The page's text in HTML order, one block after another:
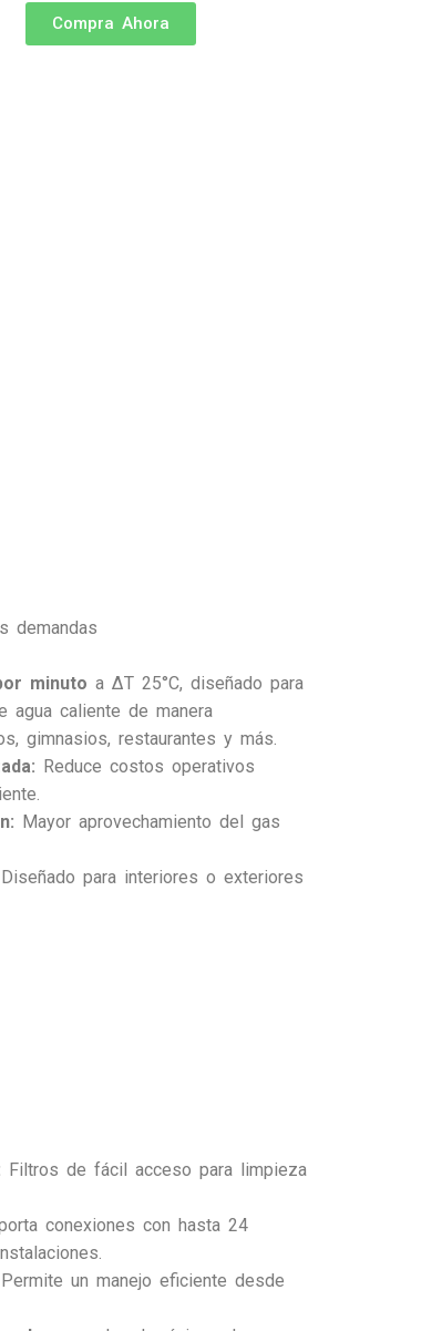
Compra Ahora
demandas
minuto a ΔT 25°C, diseñado para
agua caliente de manera
gimnasios, restaurantes y más.
Reduce costos operativos
Mayor aprovechamiento del gas
Diseñado para interiores o exteriores
Filtros de fácil acceso para limpieza
conexiones con hasta 24
Permite un manejo eficiente desde